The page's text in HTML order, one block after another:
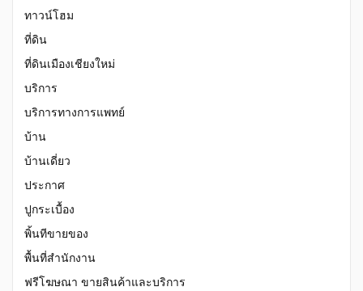
ทาวน์โฮม
ที่ดิน
ที่ดินเมืองเชียงใหม่
บริการ
บริการทางการแพทย์
บ้าน
บ้านเดี่ยว
ประกาศ
ปูกระเบื้อง
พิ้นทีขายของ
พื้นที่สำนักงาน
ฟรีโฆษณา ขายสินค้าและบริการ